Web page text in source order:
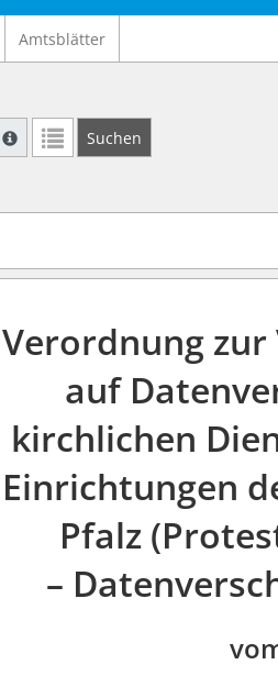
Amtsblätter
Suche mit Platzhalter "*", Bsp.
Suchen
Verordnung zur
auf
kirchlichen
Einrichtungen
Pfalz
–